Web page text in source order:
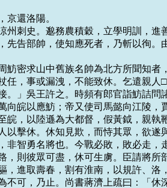
京還洛陽。
涼州刺史。邈務農積穀，立學明訓，
先告部帥，使知應死者，乃斬以徇。
周魴密求山中舊族名帥為北方所聞知者
任，事或漏洩，不能致休。乞遣親
。」吳王許之。時頻有郎官詣魴詰問
向皖以應魴；帝又使司馬懿向江陵，
至皖，以陸遜為大都督，假黃鉞，親
以擊休。休知見欺，而恃其眾，欲遂
非智勇名將也。今戰必敗，敗必走，
，則彼眾可盡，休可生虜。臣請將所
，進取壽春，割有淮南，以規許、洛
不可，乃止。尚書蔣濟上疏曰：「休